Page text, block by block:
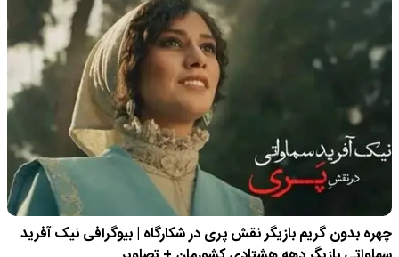
چهره بدون گریم بازیگر نقش پری در شکارگاه | بیوگرافی نیک‌ آفرید